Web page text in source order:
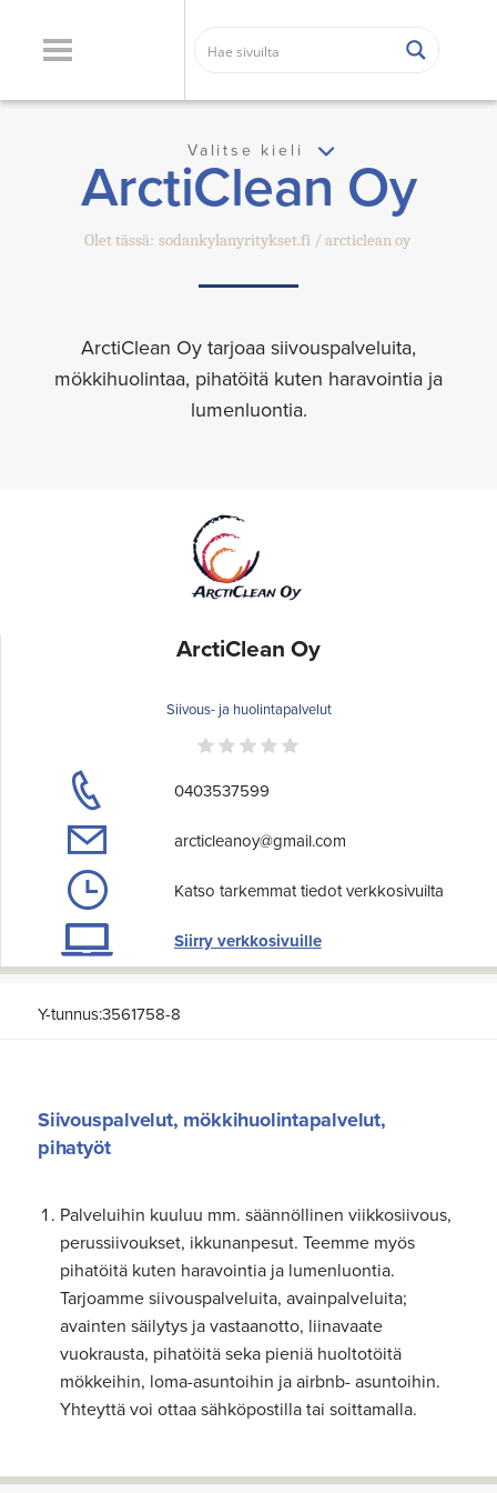
Valitse kieli
ArctiClean Oy
Olet tässä: sodankylanyritykset.fi arcticlean oy
ArctiClean Oy tarjoaa siivouspalveluita,
mökkihuolintaa, pihatöitä kuten haravointia ja
lumenluontia.
ArctiClean Oy
Siivous- ja huolintapalvelut
0403537599
arcticleanoy@gmail.com
Katso tarkemmat tiedot verkkosivuilta
Siirry verkkosivuille
Y-tunnus:3561758-8
Siivouspalvelut, mökkihuolintapalvelut,
pihatyöt
Palveluihin kuuluu mm. säännöllinen viikkosiivous,
perussiivoukset, ikkunanpesut. Teemme myös
pihatöitä kuten haravointia ja lumenluontia.
Tarjoamme siivouspalveluita, avainpalveluita;
avainten säilytys ja vastaanotto, liinavaate
vuokrausta, pihatöitä seka pieniä huoltotöitä
mökkeihin, loma-asuntoihin ja airbnb- asuntoihin.
Yhteyttä voi ottaa sähköpostilla tai soittamalla.